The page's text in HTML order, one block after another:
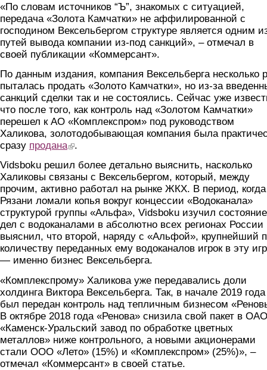
«По словам источников “Ъ”, знакомых с ситуацией,
передача «Золота Камчатки» не аффилированной с
господином Вексельбергом структуре является одним
путей вывода компании из-под санкций», – отмечал в
своей публикации «Коммерсант».
По данным издания, компания Вексельберга несколько
пыталась продать «Золото Камчатки», но из-за
санкций сделки так и не состоялись. Сейчас уже
что после того, как контроль над «Золотом Камчатки»
перешел к АО «Комплекспром» под руководством
Халикова, золотодобывающая компания была
сразу продана(link is external)
.
Vidsboku решил более детально выяснить, насколько
Халиковы связаны с Вексельбергом, который, между
прочим, активно работал на рынке ЖКХ. В период,
Рязани ломали копья вокруг концессии «Водоканала»
структурой группы «Альфа», Vidsboku изучил состояние
дел с водоканалами в абсолютно всех регионах России
выяснил, что второй, наряду с «Альфой», крупнейший
количеству переданных ему водоканалов игрок в эту
— именно бизнес Вексельберга.
«Комплекспрому» Халикова уже передавались доли
холдинга Виктора Вексельберга. Так, в начале 2019 года
был передан контроль над тепличным бизнесом
В октябре 2018 года «Ренова» снизила свой пакет в ОАО
«Каменск-Уральский завод по обработке цветных
металлов» ниже контрольного, а новыми акционерами
стали ООО «Лето» (15%) и «Комплекспром» (25%)», –
отмечал «Коммерсант» в своей статье.